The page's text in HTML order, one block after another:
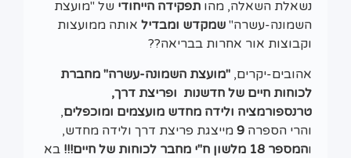
נשאלת השאלה, מהו תפקידה הייחודי של "מועצת
השמונה-עשרה" שמקדש ומבדיל אותה ממועצות
וקבוצות אור אחרות בבריאה??
אהובים-יקרים, "מועצת השמונה-עשרה" מחברת
לכוחות חיים של חדשנות ופריצת דרך,
טרנספורמציה ולידה מחדש מועצמים ומוכפלים,
והרי הספרה 9 מייצגת פריצת דרך ולידה מחדש,
והמספר 18 מלשון ח"י מחבר לכוחות של חיים!!!
בא